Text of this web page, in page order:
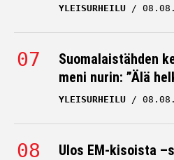
YLEISURHEILU
Suomalaistähden
meni nurin: ”Älä
YLEISURHEILU
Ulos EM-kisoista